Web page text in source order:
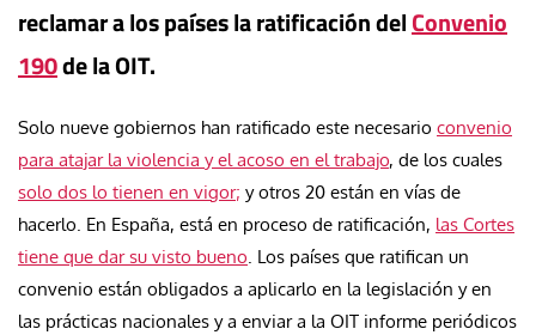
reclamar a los países la ratificación delConvenio
190de la OIT.
Solo nueve gobiernos han ratificado este necesario convenio
para atajar la violencia y el acoso en el trabajo, de los cuales
solo dos lo tienen en vigor; y otros 20 están en vías de
hacerlo. En España, está en proceso de ratificación, las Cortes
tiene que dar su visto bueno. Los países que ratifican un
convenio están obligados a aplicarlo en la legislación y en
las prácticas nacionales y a enviar a la OIT informe periódicos